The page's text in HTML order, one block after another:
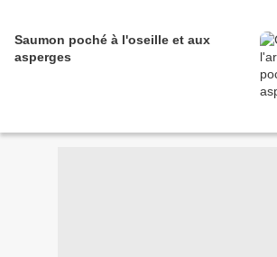
Saumon poché à l'oseille et aux
asperges